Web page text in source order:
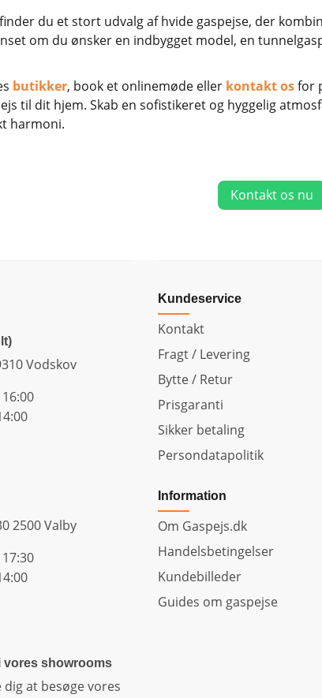
du et stort udvalg af hvide gaspejse, der
om du ønsker en indbygget model, en
butikker, book et onlinemøde eller kontakt osfor
til dit hjem. Skab en sofistikeret og hyggelig
harmoni.
Kontakt os nu
Vodskov
2500 Valby
vores showrooms
at besøge vores
Kundeservice
Kontakt
Fragt / Levering
Bytte / Retur
Prisgaranti
Sikker betaling
Persondatapolitik
Information
Om Gaspejs.dk
Handelsbetingelser
Kundebilleder
Guides om gaspejse